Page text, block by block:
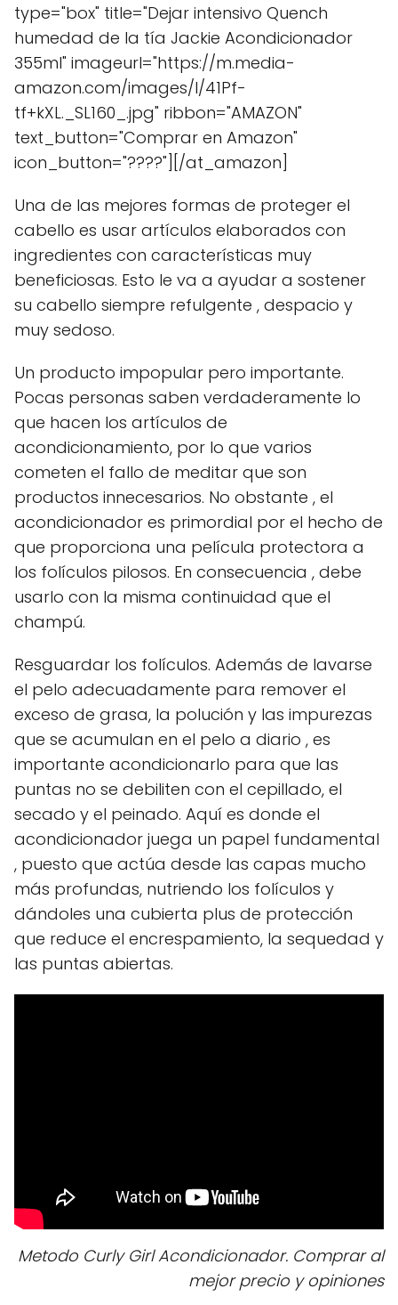
type="box" title="Dejar intensivo Quench
humedad de la tía Jackie Acondicionador
355ml" imageurl="https://m.media-
amazon.com/images/I/41Pf-
tf+kXL._SL160_.jpg" ribbon="AMAZON"
text_button="Comprar en Amazon"
icon_button="????"][/at_amazon]
Una de las mejores formas de proteger el
cabello es usar artículos elaborados con
ingredientes con características muy
beneficiosas. Esto le va a ayudar a sostener
su cabello siempre refulgente , despacio y
muy sedoso.
Un producto impopular pero importante.
Pocas personas saben verdaderamente lo
que hacen los artículos de
acondicionamiento, por lo que varios
cometen el fallo de meditar que son
productos innecesarios. No obstante , el
acondicionador es primordial por el hecho de
que proporciona una película protectora a
los folículos pilosos. En consecuencia , debe
usarlo con la misma continuidad que el
champú.
Resguardar los folículos. Además de lavarse
el pelo adecuadamente para remover el
exceso de grasa, la polución y las impurezas
que se acumulan en el pelo a diario , es
importante acondicionarlo para que las
puntas no se debiliten con el cepillado, el
secado y el peinado. Aquí es donde el
acondicionador juega un papel fundamental
, puesto que actúa desde las capas mucho
más profundas, nutriendo los folículos y
dándoles una cubierta plus de protección
que reduce el encrespamiento, la sequedad y
las puntas abiertas.
Metodo Curly Girl Acondicionador. Comprar al
mejor precio y opiniones